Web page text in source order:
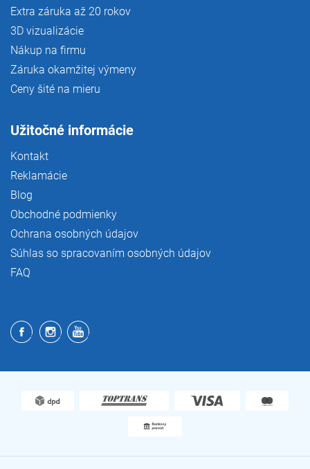
Extra záruka až 20 rokov
3D vizualizácie
Nákup na firmu
Záruka okamžitej výmeny
Ceny šité na mieru
Užitočné informácie
Kontakt
Reklamácie
Blog
Obchodné podmienky
Ochrana osobných údajov
Súhlas so spracovaním osobných údajov
FAQ